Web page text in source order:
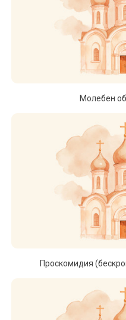
Молебен
Проскомидия